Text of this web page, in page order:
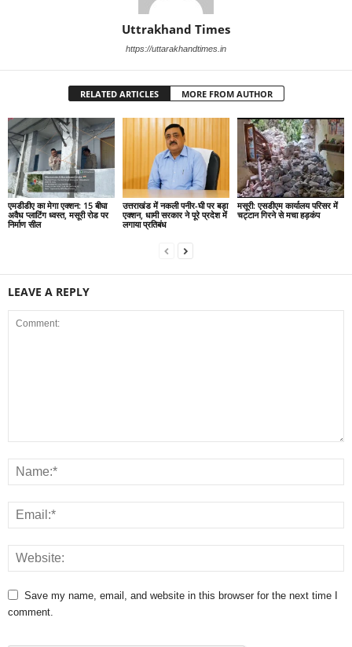
Uttrakhand Times
https://uttarakhandtimes.in
RELATED ARTICLES MORE FROM AUTHOR
एमडीडीए का मेगा एक्शन: 15 बीघा
अवैध प्लाटिंग ध्वस्त, मसूरी रोड पर
निर्माण सील
उत्तराखंड में नकली पनीर-घी पर बड़ा
एक्शन, धामी सरकार ने पूरे प्रदेश में
लगाया प्रतिबंध
मसूरी: एसडीएम कार्यालय परिसर में
चट्टान गिरने से मचा हड़कंप
LEAVE A REPLY
Save my name, email, and website in this browser for the next time I
comment.